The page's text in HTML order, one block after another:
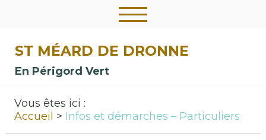
ST MÉARD DE DRONNE
En Périgord Vert
Vous êtes ici :
Accueil
Infos et démarches – Particuliers